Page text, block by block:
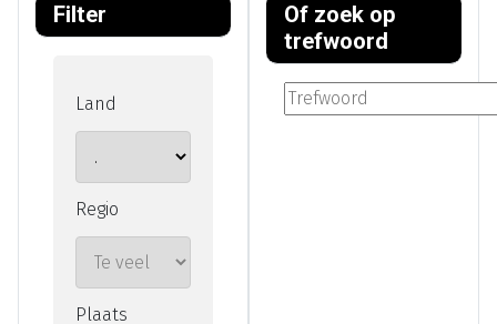
Filter
Land
Regio
Plaats
Of zoek op
trefwoord